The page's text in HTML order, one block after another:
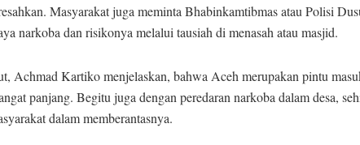
Masyarakat juga meminta Bhabinkamtibmas atau Polisi
narkoba dan risikonya melalui tausiah di menasah atau masjid.
Achmad Kartiko menjelaskan, bahwa Aceh merupakan pintu
panjang. Begitu juga dengan peredaran narkoba dalam desa,
dalam memberantasnya.